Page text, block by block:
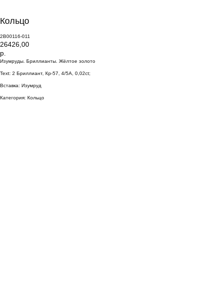
Кольцо
2В00116-011
26426,00
р.
Изумруды. Бриллианты. Жёлтое золото
Text: 2 Бриллиант, Кр-57, 4/5А, 0,02ct;
Вставка: Изумруд
Категория: Кольцо